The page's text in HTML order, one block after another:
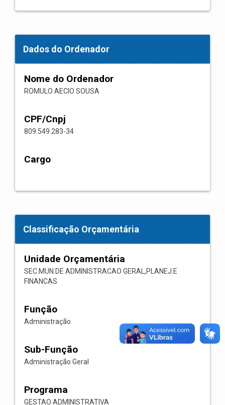
Dados do Ordenador
Nome do Ordenador
ROMULO AECIO SOUSA
CPF/Cnpj
809.549.283-34
Cargo
Classificação Orçamentária
Unidade Orçamentária
SEC.MUN.DE ADMINISTRACAO GERAL,PLANEJ.E
FINANCAS
Função
Administração
Sub-Função
Administração Geral
Programa
GESTAO ADMINISTRATIVA